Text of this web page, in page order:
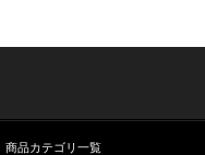
商品カテゴリ一覧